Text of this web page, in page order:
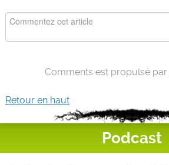
Comments est propulsé par
Retour en haut
Podcast